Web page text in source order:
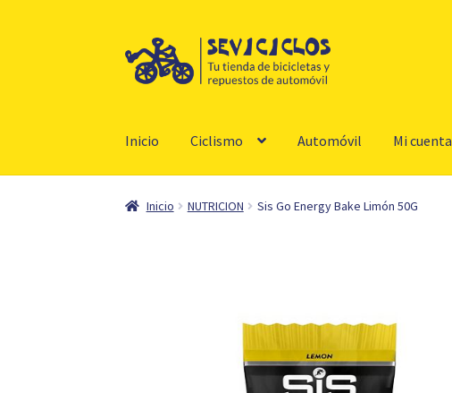
Ir
a
Ir
al
Inicio Ciclismo Automóvil Mi cuenta
Inicio NUTRICION Sis Go Energy Bake Limón 50G